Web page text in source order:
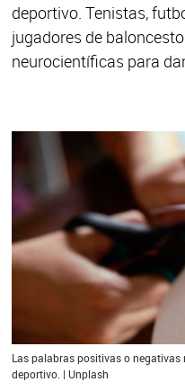
deportivo. Tenistas,
jugadores de
neurocientíficas para
Las palabras positivas o
deportivo. | Unplash